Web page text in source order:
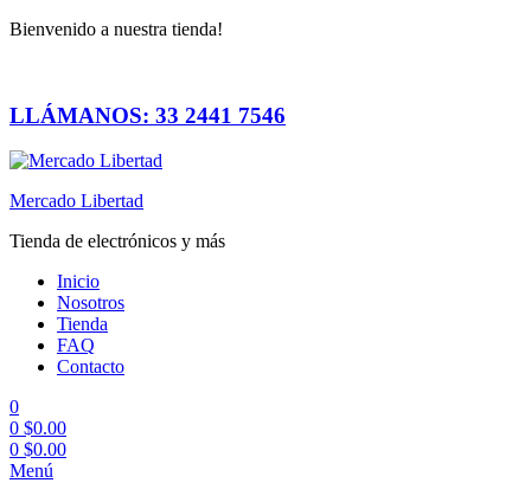
Bienvenido a nuestra tienda!
LLÁMANOS: 33 2441 7546
Mercado Libertad
Tienda de electrónicos y más
Inicio
Nosotros
Tienda
FAQ
Contacto
0
0 $0.00
0 $0.00
Menú